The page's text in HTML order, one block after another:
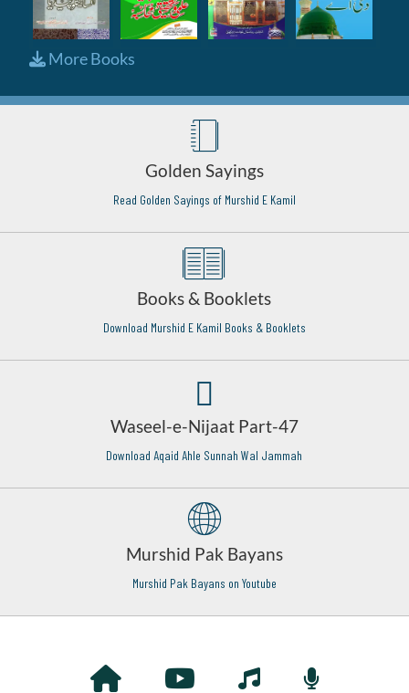
More Books
Golden Sayings
Read Golden Sayings of Murshid E Kamil
Books & Booklets
Download Murshid E Kamil Books & Booklets
Waseel-e-Nijaat Part-47
Download Aqaid Ahle Sunnah Wal Jammah
Murshid Pak Bayans
Murshid Pak Bayans on Youtube